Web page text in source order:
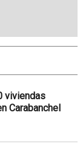
viviendas
Carabanchel